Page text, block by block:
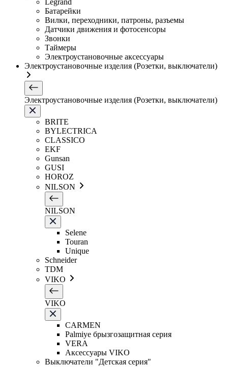
Legrand
Батарейки
Вилки, переходники, патроны, разъемы
Датчики движения и фотосенсоры
Звонки
Таймеры
Электроустановочные аксессуары
Электроустановочные изделия (Розетки, выключатели)
Электроустановочные изделия (Розетки, выключатели)
BRITE
BYLECTRICA
CLASSICO
EKF
Gunsan
GUSI
HOROZ
NILSON
NILSON
Selene
Touran
Unique
Schneider
TDM
VIKO
VIKO
CARMEN
Palmiye брызгозащитная серия
VERA
Аксессуары VIKO
Выключатели "Детская серия"